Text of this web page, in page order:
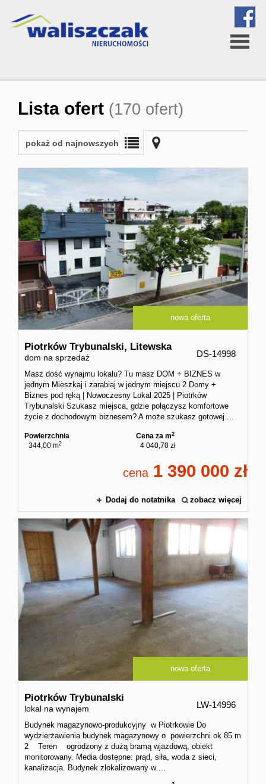
Strona
firmie
Oferta
Kontakt
Lista ofert (170 ofert)
pokaż od najnowszych
nowa oferta
Piotrków Trybunalski, Litewska
dom na sprzedaż DS-14998
Masz dość wynajmu lokalu? Tu masz DOM + BIZNES w
jednym Mieszkaj i zarabiaj w jednym miejscu 2 Domy +
Biznes pod ręką | Nowoczesny Lokal 2025 | Piotrków
Trybunalski Szukasz miejsca, gdzie połączysz komfortowe
życie z dochodowym biznesem? A może szukasz gotowej ...
Powierzchnia
344,00 m2
Cena za m2
4 040,70 zł
cena 1 390 000
Dodaj do notatnika zobacz więcej
nowa oferta
Piotrków Trybunalski
lokal na wynajem LW-14996
Budynek magazynowo-produkcyjny w Piotrkowie Do
wydzierżawienia budynek magazynowy o powierzchni ok 85 m
2 Teren ogrodzony z dużą bramą wjazdową, obiekt
monitorowany. Media dostępne: prąd, siła, woda z sieci,
kanalizacja. Budynek zlokalizowany w ...